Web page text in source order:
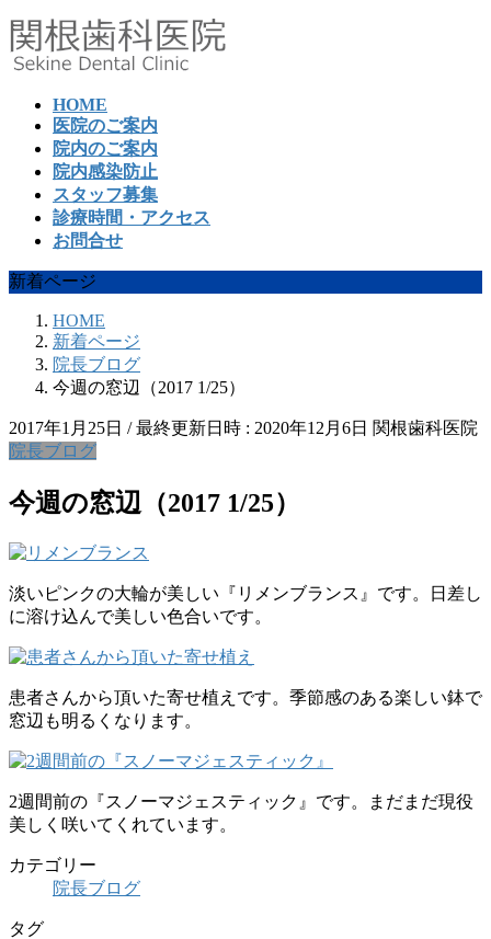
コ
ン
テ
ナ
ビ
ゲ
HOME
医院のご案内
院内のご案内
院内感染防止
スタッフ募集
診療時間・アクセス
お問合せ
新着ページ
HOME
新着ページ
院長ブログ
今週の窓辺（2017 1/25）
2017年1月25日 / 最終更新日時 : 2020年12月6日 関根歯科医院
院長ブログ
今週の窓辺（2017 1/25）
淡いピンクの大輪が美しい『リメンブランス』です。日差し
に溶け込んで美しい色合いです。
患者さんから頂いた寄せ植えです。季節感のある楽しい鉢で
窓辺も明るくなります。
2週間前の『スノーマジェスティック』です。まだまだ現役
美しく咲いてくれています。
カテゴリー
院長ブログ
タグ